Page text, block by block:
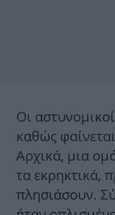
Οι
καθώς
Αρχικά, μια
τα εκρηκτικά,
πλησιάσουν.